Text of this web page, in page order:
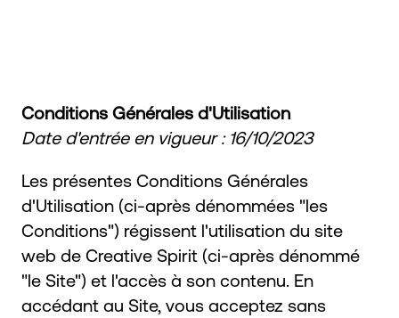
Commitments
Contact
Conditions Générales d'Utilisation
Date d'entrée en vigueur : 16/10/2023
Les présentes Conditions Générales
d'Utilisation (ci-après dénommées "les
Conditions") régissent l'utilisation du site
web de Creative Spirit (ci-après dénommé
"le Site") et l'accès à son contenu. En
accédant au Site, vous acceptez sans